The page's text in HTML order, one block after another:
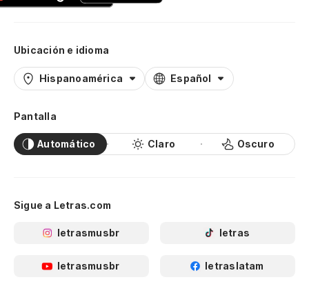
Ubicación e idioma
Hispanoamérica Español
Pantalla
Automático Claro Oscuro
Sigue a Letras.com
letrasmusbr letras
letrasmusbr letraslatam